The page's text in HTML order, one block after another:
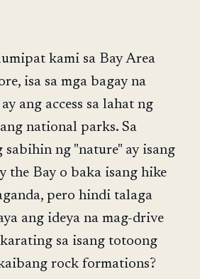
kami sa Bay Area
isa sa mga bagay na
ang access sa lahat ng
national parks. Sa
ng "nature" ay isang
the Bay o baka isang hike
pero hindi talaga
ang ideya na mag-drive
sa isang totoong
rock formations?